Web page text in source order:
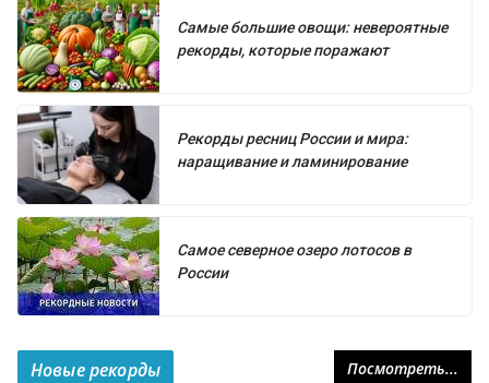
Самые большие овощи: невероятные
рекорды, которые поражают
Рекорды ресниц России и мира:
наращивание и ламинирование
Самое северное озеро лотосов в
России
Новые рекорды Посмотреть...